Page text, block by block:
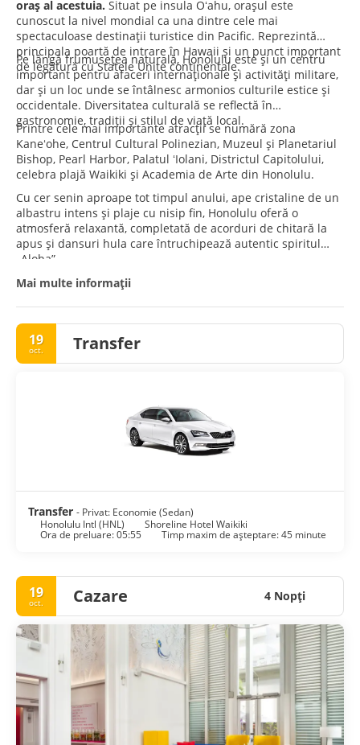
oraș al acestuia. Situat pe insula Oʻahu, orașul este
cunoscut la nivel mondial ca una dintre cele mai
spectaculoase destinații turistice din Pacific. Reprezintă
principala poartă de intrare în Hawaii și un punct important
de legătură cu Statele Unite continentale.
Pe lângă frumusețea naturală, Honolulu este și un centru
important pentru afaceri internaționale și activități militare,
dar și un loc unde se întâlnesc armonios culturile estice și
occidentale. Diversitatea culturală se reflectă în
gastronomie, tradiții și stilul de viață local.
Printre cele mai importante atracții se numără zona
Kaneʻohe, Centrul Cultural Polinezian, Muzeul și Planetariul
Bishop, Pearl Harbor, Palatul ʻIolani, Districtul Capitolului,
celebra plajă Waikiki și Academia de Arte din Honolulu.
Cu cer senin aproape tot timpul anului, ape cristaline de un
albastru intens și plaje cu nisip fin, Honolulu oferă o
atmosferă relaxantă, completată de acorduri de chitară la
apus și dansuri hula care întruchipează autentic spiritul
„Aloha”.
Mai multe informații
19
oct. Transfer
Transfer - Privat: Economie (Sedan)
Honolulu Intl (HNL)
Shoreline Hotel Waikiki
Ora de preluare: 05:55 Timp maxim de așteptare: 45 minute
19
oct. Cazare 4 Nopţi